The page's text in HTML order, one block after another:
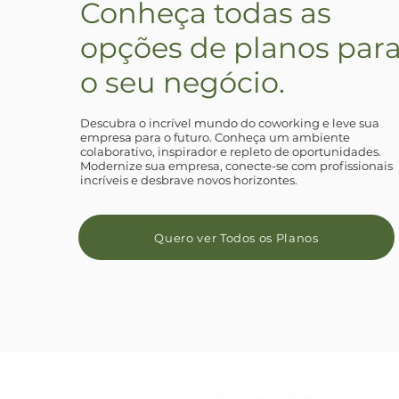
Conheça todas as
opções de planos
o seu negócio.
Descubra o incrível mundo do coworking e leve sua
empresa para o futuro. Conheça um ambiente
colaborativo, inspirador e repleto de oportunidades.
Modernize sua empresa, conecte-se com profissionais
incríveis e desbrave novos horizontes.
Quero ver Todos os Planos